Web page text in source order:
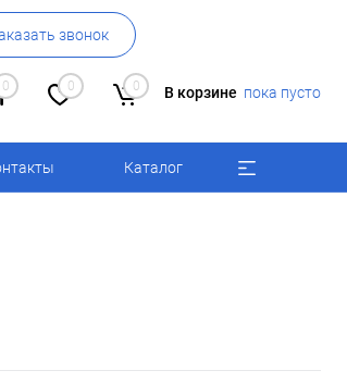
звонок
0 0 0 В корзине пока пусто
Каталог